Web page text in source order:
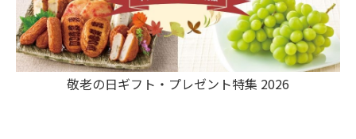
敬老の日ギフト・プレゼント特集 2026